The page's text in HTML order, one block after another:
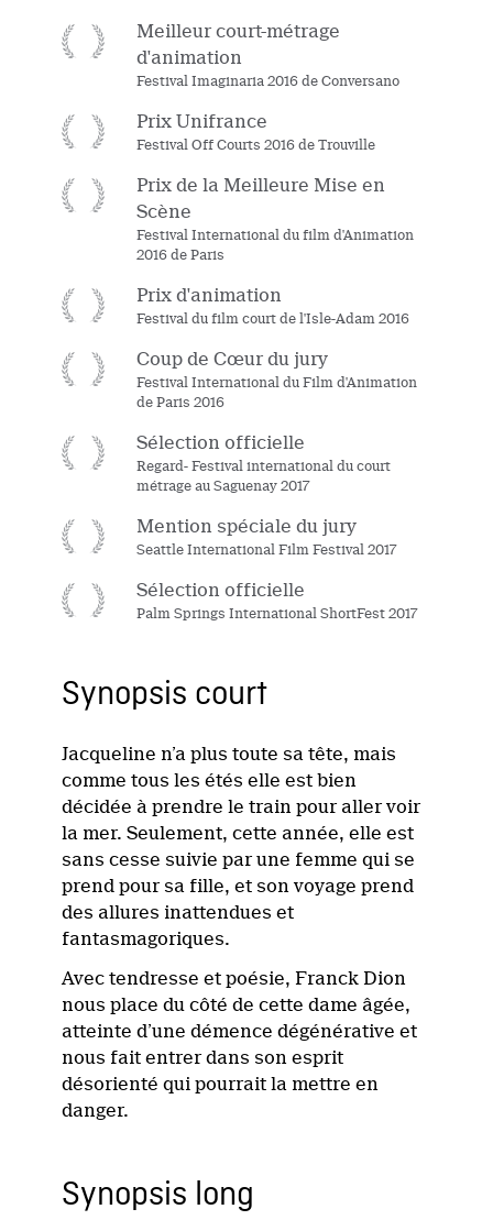
Meilleur court-métrage
d'animation
Festival Imaginaria 2016 de Conversano
Prix Unifrance
Festival Off Courts 2016 de Trouville
Prix de la Meilleure Mise en
Scène
Festival International du film d'Animation
2016 de Paris
Prix d'animation
Festival du film court de l'Isle-Adam 2016
Coup de Cœur du jury
Festival International du Film d'Animation
de Paris 2016
Sélection officielle
Regard- Festival international du court
métrage au Saguenay 2017
Mention spéciale du jury
Seattle International Film Festival 2017
Sélection officielle
Palm Springs International ShortFest 2017
Synopsis court
Jacqueline n’a plus toute sa tête, mais
comme tous les étés elle est bien
décidée à prendre le train pour aller voir
la mer. Seulement, cette année, elle est
sans cesse suivie par une femme qui se
prend pour sa fille, et son voyage prend
des allures inattendues et
fantasmagoriques.
Avec tendresse et poésie, Franck Dion
nous place du côté de cette dame âgée,
atteinte d’une démence dégénérative et
nous fait entrer dans son esprit
désorienté qui pourrait la mettre en
danger.
Synopsis long